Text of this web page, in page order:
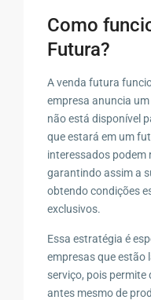
Como
Futura?
A venda futura
empresa anuncia
não está disponível
que estará em um
interessados podem
garantindo assim a
obtendo condições
exclusivos.
Essa estratégia é
empresas que estão
serviço, pois permite
antes mesmo de